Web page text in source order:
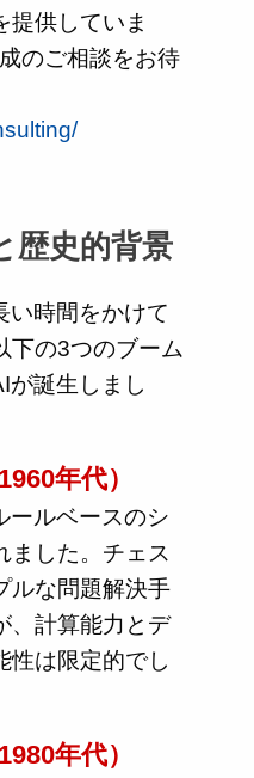
提供していま
のご相談をお待
歴史的背景
い時間をかけて
下の3つのブーム
が誕生しまし
年代）
ールベースのシ
ました。チェス
ルな問題解決手
、計算能力とデ
性は限定的でし
年代）